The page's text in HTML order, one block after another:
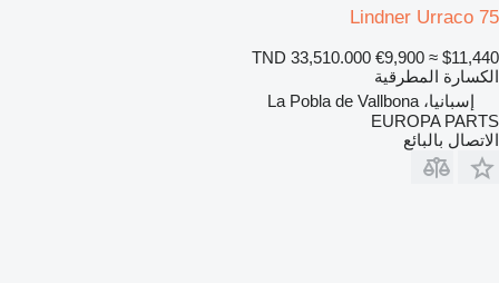
Lindner Urraco 75
TND 33,510.000 €9,900 ≈ $11,440
الكسارة المطرقية
إسبانيا، La Pobla de Vallbona
EUROPA PARTS
الاتصال بالبائع